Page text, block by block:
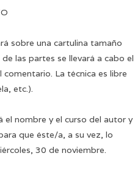
sobre una cartulina tamaño
las partes se llevará a cabo el
La técnica es libre
etc.).
el nombre y el curso del autor y
que éste/a, a su vez, lo
30 de noviembre.